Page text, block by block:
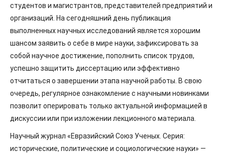
студентов и магистрантов, представителей предприятий и
организаций. На сегодняшний день публикация
выполненных научных исследований является хорошим
шансом заявить о себе в мире науки, зафиксировать за
собой научное достижение, пополнить список трудов,
успешно защитить диссертацию или эффективно
отчитаться о завершении этапа научной работы. В свою
очередь, регулярное ознакомление с научными новинками
позволит оперировать только актуальной информацией в
дискуссии или при изложении лекционного материала.
Научный журнал «Евразийский Союз Ученых. Серия:
исторические, политические и социологические науки» —